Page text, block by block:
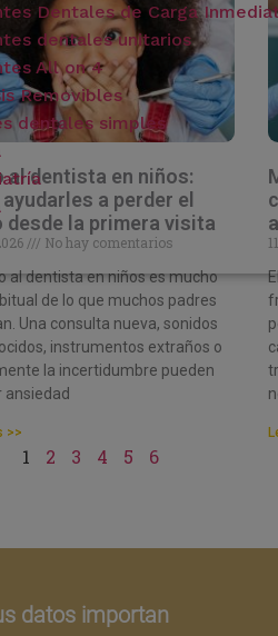
Dentales de Carga
dentales unitarios
All on 4
Removibles
dentales simples
al dentista en niños:
a perder el
desde la primera visita
No hay comentarios
al dentista en niños es mucho
de lo que muchos padres
Una consulta nueva, sonidos
instrumentos extraños o
la incertidumbre pueden
ansiedad
>>
1 2 3 4 5 6
datos importan